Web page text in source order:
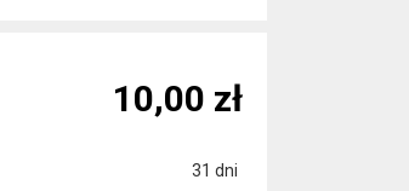
31 dni
10,00 zł